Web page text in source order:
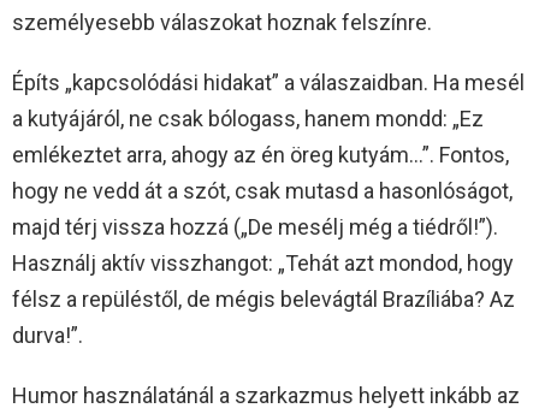
személyesebb válaszokat hoznak felszínre.
Építs „kapcsolódási hidakat” a válaszaidban. Ha mesél
a kutyájáról, ne csak bólogass, hanem mondd: „Ez
emlékeztet arra, ahogy az én öreg kutyám…”. Fontos,
hogy ne vedd át a szót, csak mutasd a hasonlóságot,
majd térj vissza hozzá („De mesélj még a tiédről!”).
Használj aktív visszhangot: „Tehát azt mondod, hogy
félsz a repüléstől, de mégis belevágtál Brazíliába? Az
durva!”.
Humor használatánál a szarkazmus helyett inkább az